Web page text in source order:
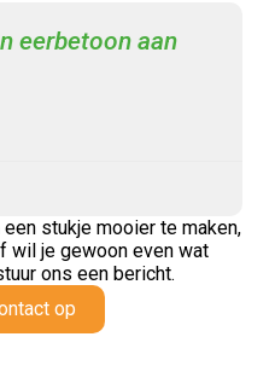
eerbetoon aan
stukje mooier te maken,
wil je gewoon even wat
ons een bericht.
op